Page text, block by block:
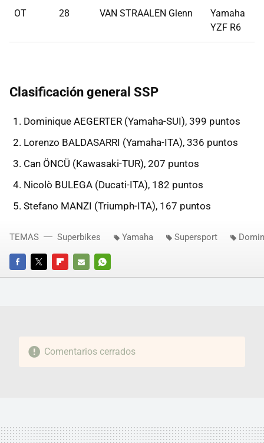
OT 28 VAN STRAALEN Glenn
Yamaha
YZF R6
Clasificación general SSP
Dominique AEGERTER (Yamaha-SUI), 399 puntos
Lorenzo BALDASARRI (Yamaha-ITA), 336 puntos
Can ÖNCÜ (Kawasaki-TUR), 207 puntos
Nicolò BULEGA (Ducati-ITA), 182 puntos
Stefano MANZI (Triumph-ITA), 167 puntos
FACEBOOKTWITTERFLIPBOARD
E-
WHATSAPP
TEMAS Superbikes Yamaha Supersport
Comentarios cerrados